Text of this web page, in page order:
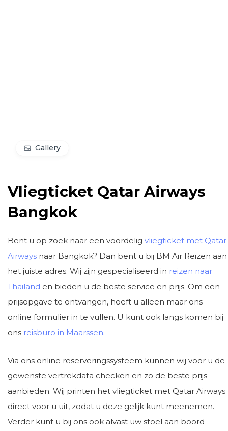
Gallery
Vliegticket Qatar Airways
Bangkok
Bent u op zoek naar een voordelig vliegticket met Qatar
Airways naar Bangkok? Dan bent u bij BM Air Reizen aan
het juiste adres. Wij zijn gespecialiseerd in reizen naar
Thailand en bieden u de beste service en prijs. Om een
prijsopgave te ontvangen, hoeft u alleen maar ons
online formulier in te vullen. U kunt ook langs komen bij
ons reisburo in Maarssen.
Via ons online reserveringssysteem kunnen wij voor u de
gewenste vertrekdata checken en zo de beste prijs
aanbieden. Wij printen het vliegticket met Qatar Airways
direct voor u uit, zodat u deze gelijk kunt meenemen.
Verder kunt u bij ons ook alvast uw stoel aan boord